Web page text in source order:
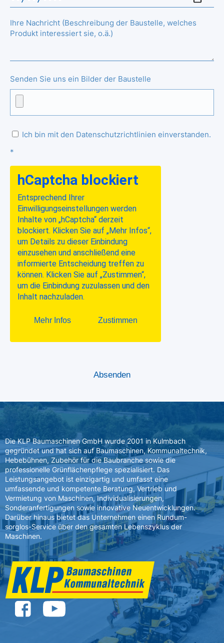
Ihre Nachricht (Beschreibung der Baustelle, welches
Produkt interessiert sie, o.ä.)
Senden Sie uns ein Bilder der Baustelle
Ich bin mit den Datenschutzrichtlinien einverstanden.
*
Die KLP Baumaschinen GmbH wurde 2001 in Kulmbach
gegründet und hat sich auf Baumaschinen, Kommunaltechnik,
Hebebühnen, Zubehör für die Baubranche sowie die
professionelle Grünflächenpflege spezialisiert. Das
Leistungsangebot ist einzigartig und umfasst eine
umfassende und kompetente Beratung, Vertrieb und
Vermietung von Maschinen, Individualisierungen,
Sonderanfertigungen sowie innovative Neuentwicklungen.
Darüber hinaus bietet das Unternehmen einen Rundum-
sorglos-Service über den gesamten Lebenszyklus der
Maschinen.